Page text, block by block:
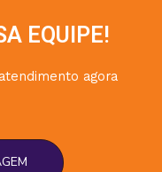
EQUIPE!
agora